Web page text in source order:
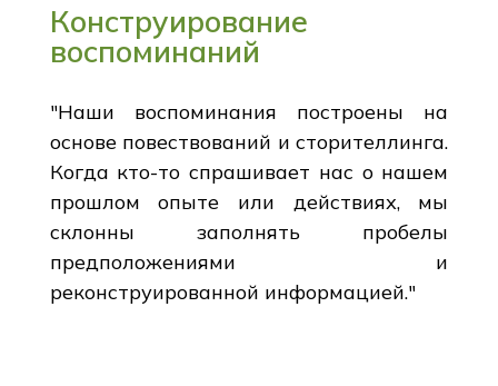
Конструирование
воспоминаний
"Наши воспоминания построены на
основе повествований и сторителлинга.
Когда кто-то спрашивает нас о нашем
прошлом опыте или действиях, мы
склонны заполнять пробелы
предположениями и
реконструированной информацией."